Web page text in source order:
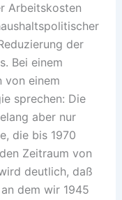
Arbeitskosten
der
Bei einem
von einem
sprechen: Die
aber nur
die bis 1970
Zeitraum von
deutlich, daß
dem wir 1945